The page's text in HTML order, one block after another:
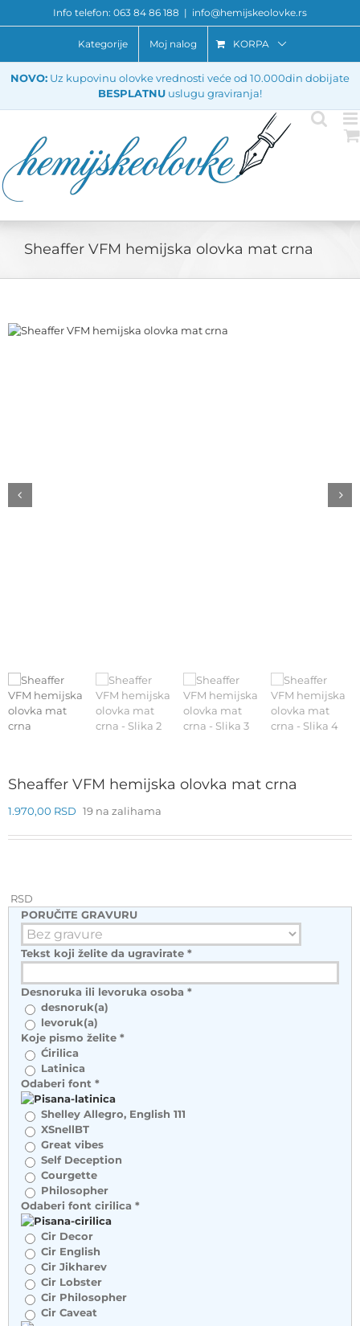
Info telefon: 063 84 86 188 | info@hemijskeolovke.rs
Kategorije Moj nalog KORPA
NOVO: Uz kupovinu olovke vrednosti veće od 10.000din dobijate
BESPLATNU uslugu graviranja!
Sheaffer VFM hemijska olovka mat crna
Sheaffer VFM hemijska olovka mat crna
1.970,00 RSD 19 na zalihama
RSD
PORUČITE GRAVURU
Tekst koji želite da ugravirate *
Desnoruka ili levoruka osoba *
desnoruk(a)
levoruk(a)
Koje pismo želite *
Ćirilica
Latinica
Odaberi font *
Shelley Allegro, English 111
XSnellBT
Great vibes
Self Deception
Courgette
Philosopher
Odaberi font cirilica *
Cir Decor
Cir English
Cir Jikharev
Cir Lobster
Cir Philosopher
Cir Caveat